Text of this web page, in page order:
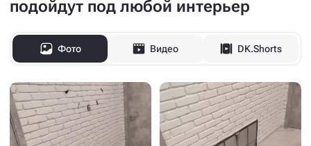
подойдут под любой интерьер
Фото Видео DK.Shorts